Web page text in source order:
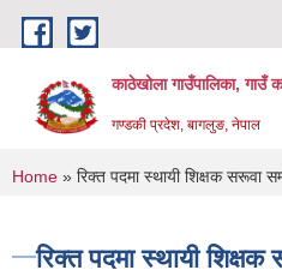
Skip to main content
काठेखोला गाउँपालिका, गाउँ
गण्डकी प्रदेश, बागलुङ, नेपाल
You are here
Home » रिक्त पदमा स्थायी शिक्षक सरूवा
रिक्त पदमा स्थायी